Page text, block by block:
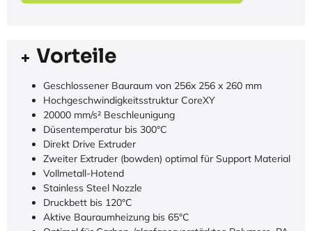
abwickeln und Investitionen effizient planen.
Gerne unterstützen wir Sie
auch bei individuellen
Anforderungen rund um Angebote, Zahlungsziele oder
größere Projektanfragen.
Jetzt unverbindlich beraten lassen
Vorteile